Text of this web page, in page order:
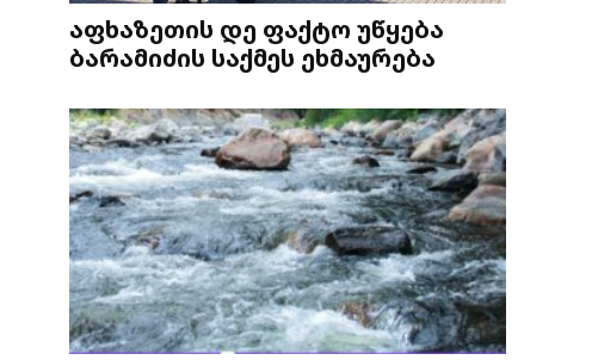
აფხაზეთის დე ფაქტო უწყება
ბარამიძის საქმეს ეხმაურება